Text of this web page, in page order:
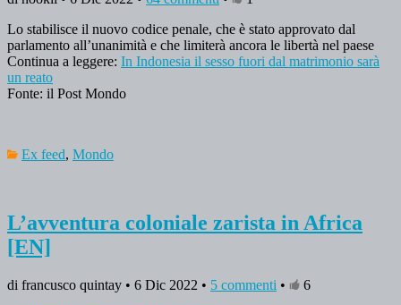
Lo stabilisce il nuovo codice penale, che è stato approvato dal
parlamento all’unanimità e che limiterà ancora le libertà nel paese
Continua a leggere: In Indonesia il sesso fuori dal matrimonio sarà
un reato
Fonte: il Post Mondo
Ex feed, Mondo
L’avventura coloniale zarista in Africa
[EN]
di francusco quintay • 6 Dic 2022 • 5 commenti •
6